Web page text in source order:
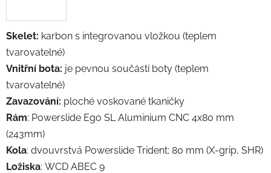
Skelet: karbon s integrovanou vložkou (teplem
tvarovatelné)
Vnitřní bota: je pevnou součástí boty (teplem
tvarovatelné)
Zavazování: ploché voskované tkaničky
Rám: Powerslide Ego SL Aluminium CNC 4x80 mm
(243mm)
Kola: dvouvrstvá Powerslide Trident; 80 mm (X-grip, SHR)
Ložiska: WCD ABEC 9